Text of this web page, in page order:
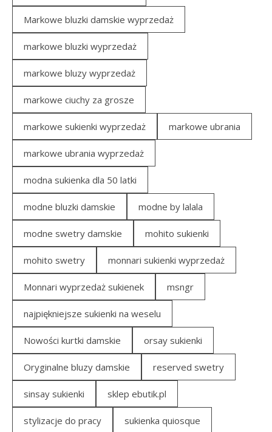
Markowe bluzki damskie wyprzedaż
markowe bluzki wyprzedaż
markowe bluzy wyprzedaż
markowe ciuchy za grosze
markowe sukienki wyprzedaż markowe ubrania
markowe ubrania wyprzedaż
modna sukienka dla 50 latki
modne bluzki damskie modne by lalala
modne swetry damskie mohito sukienki
mohito swetry monnari sukienki wyprzedaż
Monnari wyprzedaż sukienek msngr
najpiękniejsze sukienki na weselu
Nowości kurtki damskie orsay sukienki
Oryginalne bluzy damskie reserved swetry
sinsay sukienki sklep ebutik.pl
stylizacje do pracy sukienka quiosque